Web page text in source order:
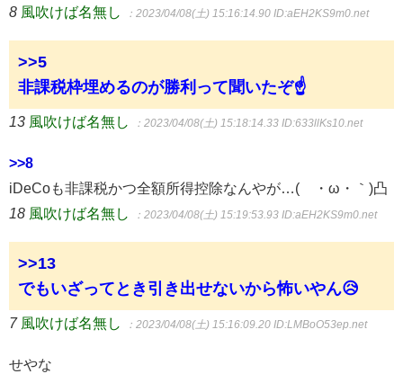
8 風吹けば名無し ：2023/04/08(土) 15:16:14.90 ID:aEH2KS9m0.net
>>5
非課税枠埋めるのが勝利って聞いたぞ☝
13 風吹けば名無し ：2023/04/08(土) 15:18:14.33 ID:633llKs10.net
>>8
iDeCoも非課税かつ全額所得控除なんやが…(´・ω・｀)凸
18 風吹けば名無し ：2023/04/08(土) 15:19:53.93 ID:aEH2KS9m0.net
>>13
でもいざってとき引き出せないから怖いやん😥
7 風吹けば名無し ：2023/04/08(土) 15:16:09.20 ID:LMBoO53ep.net
せやな